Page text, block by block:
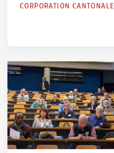
CORPORATION CANTONALE